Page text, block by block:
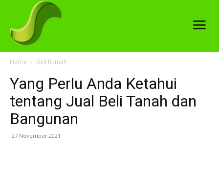
Home Beli Rumah
Yang Perlu Anda Ketahui
tentang Jual Beli Tanah dan
Bangunan
27 November 2021